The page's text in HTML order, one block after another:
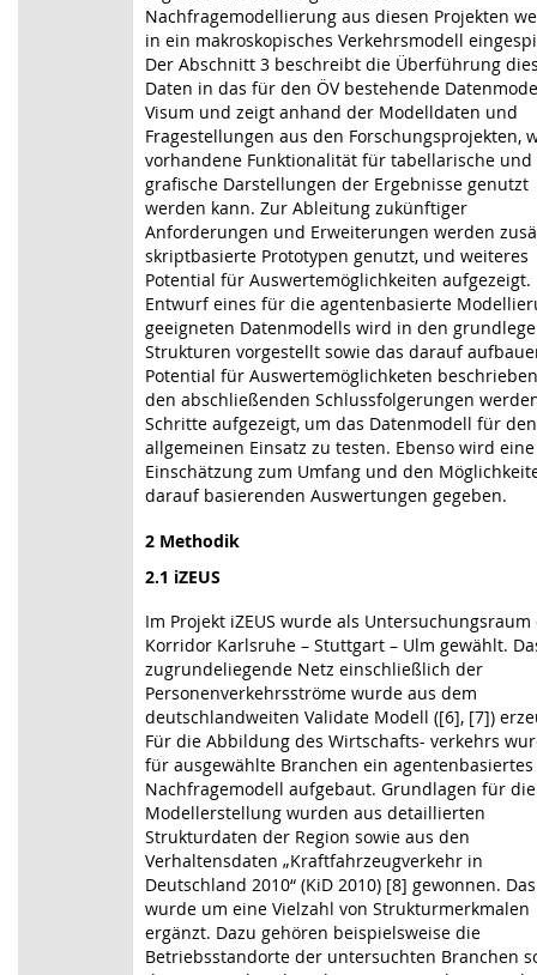
Nachfragemodellierung aus diesen Projekten
in ein makroskopisches Verkehrsmodell
Der Abschnitt 3 beschreibt die Überführung
Daten in das für den ÖV bestehende
Visum und zeigt anhand der Modelldaten und
Fragestellungen aus den Forschungsprojekten,
vorhandene Funktionalität für tabellarische und
grafische Darstellungen der Ergebnisse genutzt
werden kann. Zur Ableitung zukünftiger
Anforderungen und Erweiterungen werden
skriptbasierte Prototypen genutzt, und weiteres
Potential für Auswertemöglichkeiten aufgezeigt.
Entwurf eines für die agentenbasierte
geeigneten Datenmodells wird in den
Strukturen vorgestellt sowie das darauf
Potential für Auswertemöglichketen
den abschließenden Schlussfolgerungen
Schritte aufgezeigt, um das Datenmodell für den
allgemeinen Einsatz zu testen. Ebenso wird eine
Einschätzung zum Umfang und den
darauf basierenden Auswertungen gegeben.
2 Methodik
2.1 iZEUS
Im Projekt iZEUS wurde als Untersuchungsraum
Korridor Karlsruhe – Stuttgart – Ulm gewählt.
zugrundeliegende Netz einschließlich der
Personenverkehrsströme wurde aus dem
deutschlandweiten Validate Modell ([6], [7])
Für die Abbildung des Wirtschafts- verkehrs
für ausgewählte Branchen ein agentenbasiertes
Nachfragemodell aufgebaut. Grundlagen für die
Modellerstellung wurden aus detaillierten
Strukturdaten der Region sowie aus den
Verhaltensdaten „Kraftfahrzeugverkehr in
Deutschland 2010“ (KiD 2010) [8] gewonnen.
wurde um eine Vielzahl von Strukturmerkmalen
ergänzt. Dazu gehören beispielsweise die
Betriebsstandorte der untersuchten Branchen